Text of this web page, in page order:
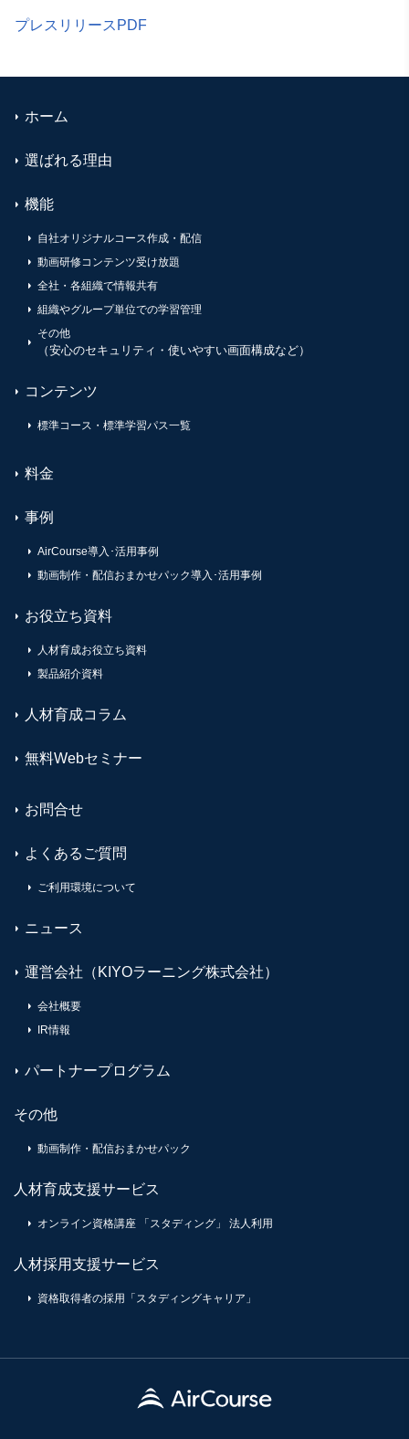
プレスリリースPDF
ホーム
選ばれる理由
機能
自社オリジナルコース作成・配信
動画研修コンテンツ受け放題
全社・各組織で情報共有
組織やグループ単位での学習管理
その他
（安心のセキュリティ・使いやすい画面構成など）
コンテンツ
標準コース・標準学習パス一覧
料金
事例
AirCourse導入･活用事例
動画制作・配信おまかせパック導入･活用事例
お役立ち資料
人材育成お役立ち資料
製品紹介資料
人材育成コラム
無料Webセミナー
お問合せ
よくあるご質問
ご利用環境について
ニュース
運営会社（KIYOラーニング株式会社）
会社概要
IR情報
パートナープログラム
その他
動画制作・配信おまかせパック
人材育成支援サービス
オンライン資格講座 「スタディング」 法人利用
人材採用支援サービス
資格取得者の採用「スタディングキャリア」